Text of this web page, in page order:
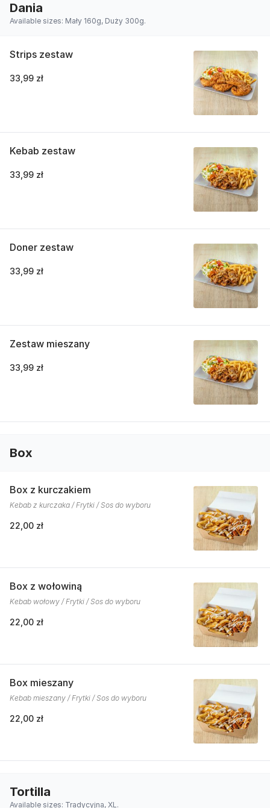
Dania
Available sizes: Mały 160g, Duży 300g.
Strips zestaw
33,99 zł
Kebab zestaw
33,99 zł
Doner zestaw
33,99 zł
Zestaw mieszany
33,99 zł
Box
Box z kurczakiem
Kebab z kurczaka / Frytki / Sos do wyboru
22,00 zł
Box z wołowiną
Kebab wołowy / Frytki / Sos do wyboru
22,00 zł
Box mieszany
Kebab mieszany / Frytki / Sos do wyboru
22,00 zł
Tortilla
Available sizes: Tradycyjna, XL.